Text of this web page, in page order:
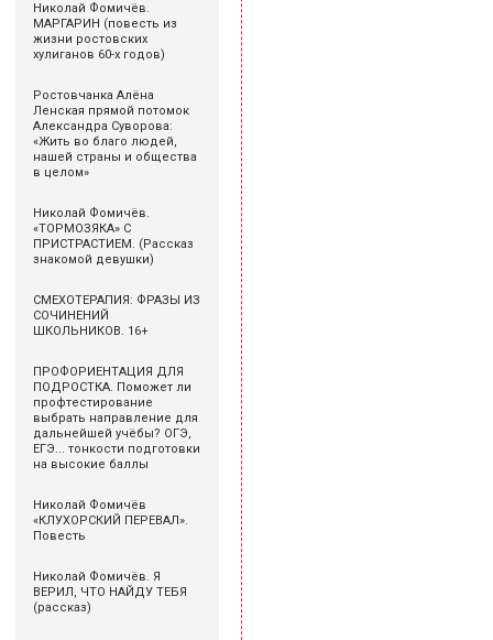
Николай Фомичёв.
МАРГАРИН (повесть из
жизни ростовских
хулиганов 60-х годов)
Ростовчанка Алёна
Ленская прямой потомок
Александра Суворова:
«Жить во благо людей,
нашей страны и общества
в целом»
Николай Фомичёв.
«ТОРМОЗЯКА» С
ПРИСТРАСТИЕМ. (Рассказ
знакомой девушки)
СМЕХОТЕРАПИЯ: ФРАЗЫ ИЗ
СОЧИНЕНИЙ
ШКОЛЬНИКОВ. 16+
ПРОФОРИЕНТАЦИЯ ДЛЯ
ПОДРОСТКА. Поможет ли
профтестирование
выбрать направление для
дальнейшей учёбы? ОГЭ,
ЕГЭ... тонкости подготовки
на высокие баллы
Николай Фомичёв
«КЛУХОРСКИЙ ПЕРЕВАЛ».
Повесть
Николай Фомичёв. Я
ВЕРИЛ, ЧТО НАЙДУ ТЕБЯ
(рассказ)